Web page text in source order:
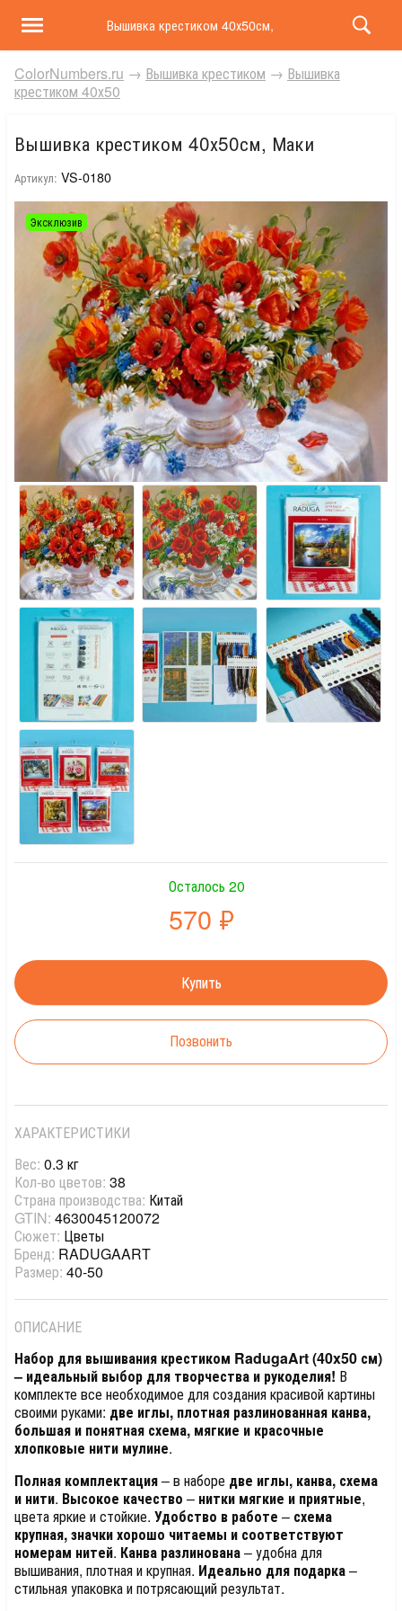
Вышивка крестиком 40х50см, Маки
ColorNumbers.ru → Вышивка крестиком → Вышивка
крестиком 40х50
Вышивка крестиком 40х50см, Маки
Артикул: VS-0180
Эксклюзив
Осталось 20
570 ₽
Позвонить
ХАРАКТЕРИСТИКИ
Вес: 0.3 кг
Кол-во цветов: 38
Страна производства: Китай
GTIN: 4630045120072
Сюжет: Цветы
Бренд: RADUGAART
Размер: 40-50
ОПИСАНИЕ
Набор для вышивания крестиком RadugaArt (40x50 см)
– идеальный выбор для творчества и рукоделия! В
комплекте все необходимое для создания красивой картины
своими руками: две иглы, плотная разлинованная канва,
большая и понятная схема, мягкие и красочные
хлопковые нити мулине.
Полная комплектация– в наборе две иглы, канва, схема
и нити. Высокое качество – нитки мягкие и приятные,
цвета яркие и стойкие. Удобство в работе – схема
крупная, значки хорошо читаемы и соответствуют
номерам нитей. Канва разлинована– удобна для
вышивания, плотная и крупная. Идеально для подарка–
стильная упаковка и потрясающий результат.